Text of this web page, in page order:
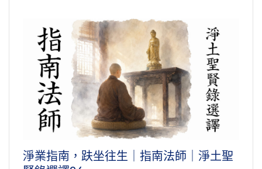
淨業指南，趺坐往生｜指南法師｜淨土聖